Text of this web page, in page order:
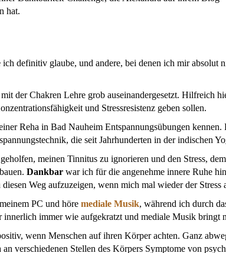
hat.
definitiv glaube, und andere, bei denen ich mir absolut
der Chakren Lehre grob auseinandergesetzt. Hilfreich
und Stressresistenz geben sollen.
Reha in Bad Nauheim Entspannungsübungen kennen.
die seit Jahrhunderten in der indischen
meinen Tinnitus zu ignorieren und den Stress,
Dankbar war ich für die angenehme innere Ruhe
Weg aufzuzeigen, wenn mich mal wieder der Stress
PC und höre mediale Musik, während ich durch
innerlich immer wie aufgekratzt und mediale Musik bringt
wenn Menschen auf ihren Körper achten. Ganz
verschiedenen Stellen des Körpers Symptome von